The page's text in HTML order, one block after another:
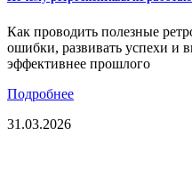
Как проводить полезные
ошибки, развивать успехи и
эффективнее прошлого
Подробнее
31.03.2026